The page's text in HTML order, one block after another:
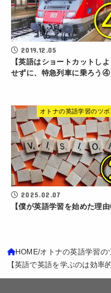
2019.12.05
【英語はショートカットしよ
せずに、特急列車に乗ろう④
オトナの英語学習のツボ
2025.02.07
【僕が英語学習を始めた理由
HOME オトナの英語学習の
【英語で英語を学ぶのは効率